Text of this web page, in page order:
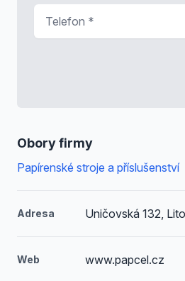
Obory firmy
Papírenské stroje a příslušenství
Adresa Uničovská 132,
Web www.papcel.cz